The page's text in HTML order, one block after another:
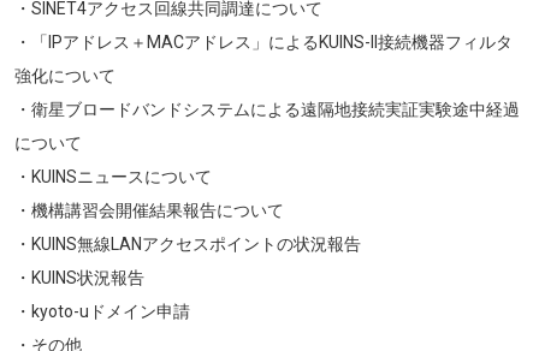
・SINET4アクセス回線共同調達について
・「IPアドレス＋MACアドレス」によるKUINS-II接続機器フィルタ
強化について
・衛星ブロードバンドシステムによる遠隔地接続実証実験途中経過
について
・KUINSニュースについて
・機構講習会開催結果報告について
・KUINS無線LANアクセスポイントの状況報告
・KUINS状況報告
・kyoto-uドメイン申請
・その他